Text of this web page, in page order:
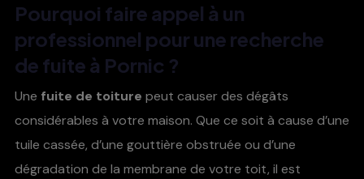
Pourquoi faire appel à un
professionnel pour une recherche
de fuite à Pornic ?
Une fuite de toiture peut causer des dégâts
considérables à votre maison. Que ce soit à cause d’une
tuile cassée, d’une gouttière obstruée ou d’une
dégradation de la membrane de votre toit, il est